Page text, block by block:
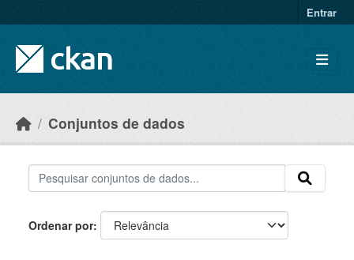
Entrar
Conjuntos de dados
Ordenar por